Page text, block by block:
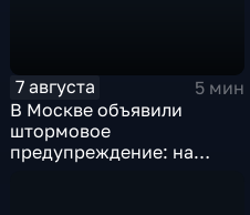
7 августа
5 мин
В Москве объявили
штормовое
предупреждение: на